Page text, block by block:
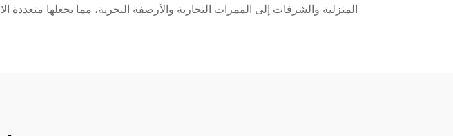
المنزلية والشرفات إلى الممرات التجارية والأرصفة البحرية، مما يجعلها